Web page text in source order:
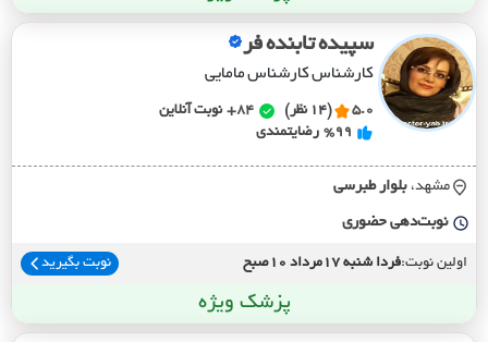
سپیده تابنده فر
کارشناس کارشناس مامایی
5.0 (14 نظر) 84+
نوبت آنلاین
%99 رضایتمندی
مشهد، بلوار طبرسي
نوبت‌دهی حضوری
اولین نوبت:فردا شنبه 17مرداد 10صبح نوبت بگیرید
پزشک ویژه